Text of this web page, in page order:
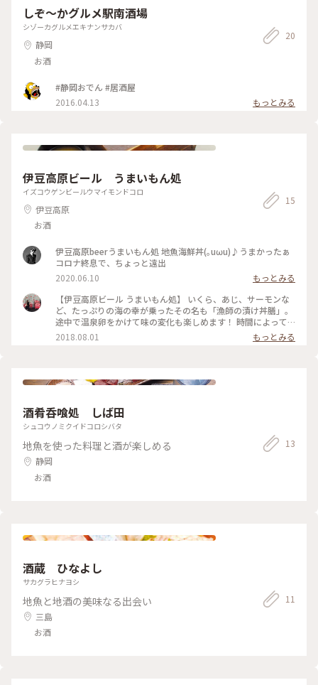
しぞ～かグルメ駅南酒場
シゾーカグルメエキナンサカバ
静岡
お酒
20
#静岡おでん #居酒屋
2016.04.13
もっとみる
伊豆高原ビール うまいもん処
イズコウゲンビールウマイモンドコロ
伊豆高原
お酒
15
伊豆高原beerうまいもん処 地魚海鮮丼(｡uωu)♪うまかったぁ
コロナ終息で、ちょっと遠出
2020.06.10
もっとみる
【伊豆高原ビール うまいもん処】 いくら、あじ、サーモンな
ど、たっぷりの海の幸が乗ったその名も「漁師の漬け丼膳」。
途中で温泉卵をかけて味の変化も楽しめます！ 時間によって
はかなり混み合っていますが、店内が広いので割とスムーズに
入れます♩ 伊豆グルメを堪能したい方はぜひ！ #夏色さがし#
2018.08.01 もっとみる
酒肴呑喰処 しば田
シュコウノミクイドコロシバタ
地魚を使った料理と酒が楽しめる
静岡
お酒
13
酒蔵 ひなよし
サカグラヒナヨシ
地魚と地酒の美味なる出会い
三島
お酒
11